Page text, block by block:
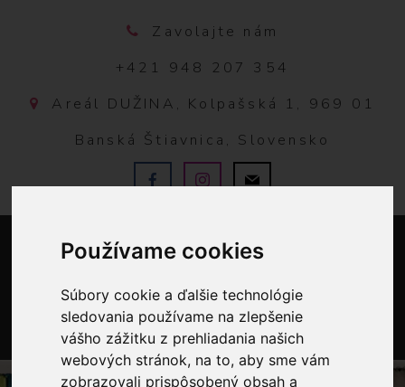
Používame cookies
Súbory cookie a ďalšie technológie
sledovania používame na zlepšenie
vášho zážitku z prehliadania našich
webových stránok, na to, aby sme vám
zobrazovali prispôsobený obsah a
Zavolajte nám
+421 948 207 354
Areál DUŽINA, Kolpašská 1, 969 01
Banská Štiavnica, Slovensko
0